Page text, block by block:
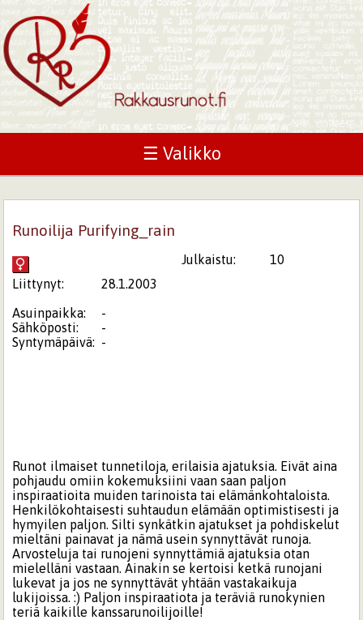
☰ Valikko
Runoilija Purifying_rain
Julkaistu:
10
Liittynyt:
28.1.2003
Asuinpaikka:
-
Sähköposti:
-
Syntymäpäivä: -
Runot ilmaiset tunnetiloja, erilaisia ajatuksia. Eivät aina
pohjaudu omiin kokemuksiini vaan saan paljon
inspiraatioita muiden tarinoista tai elämänkohtaloista.
Henkilökohtaisesti suhtaudun elämään optimistisesti ja
hymyilen paljon. Silti synkätkin ajatukset ja pohdiskelut
mieltäni painavat ja nämä usein synnyttävät runoja.
Arvosteluja tai runojeni synnyttämiä ajatuksia otan
mielelläni vastaan. Ainakin se kertoisi ketkä runojani
lukevat ja jos ne synnyttävät yhtään vastakaikuja
lukijoissa. :) Paljon inspiraatiota ja teräviä runokynien
teriä kaikille kanssarunoilijoille!